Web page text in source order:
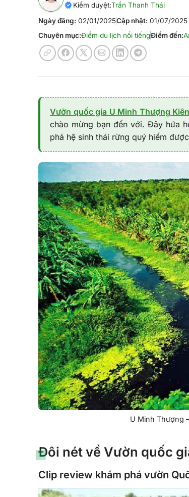
Kiểm duyệt:Trần Thanh Thái
Ngày đăng: 02/01/2025Cập nhật: 01/07/2025
Chuyên mục:Điểm du lịch nổi tiếngĐiểm đến:
Vườn quốc gia U Minh Thượng
chào mừng bạn đến với. Đây hứa
phá hệ sinh thái rừng quý hiếm
U Minh Thượng
Đôi nét về Vườn quốc
Clip review khám phá vườn